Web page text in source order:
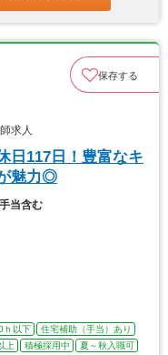
保存する
求人
日117日！豊富なキ
魅力◎
当含む
ｈ以下
住宅補助（手当）あり
上 積極採用中 夏～秋入職可